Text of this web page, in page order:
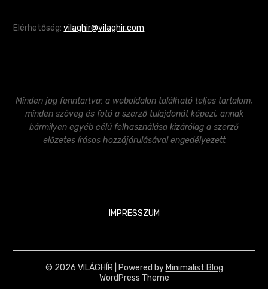
Elérhetőség:vilaghir@vilaghir.com
Minden jog fenntartva: a weboldalon található teljes tartalom,
minden szöveg és fotó a szerző tulajdonát képezi, annak
bármilyen egyéb célú felhasználása kizárólag a szerző
előzetes írásos hozzájárulásával engedélyezett
IMPRESSZUM
© 2026 VILÁGHÍR | Powered by Minimalist Blog
WordPress Theme